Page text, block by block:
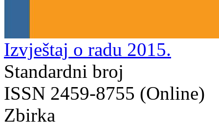
Izvještaj o radu 2015.
Standardni broj
ISSN 2459-8755 (Online)
Zbirka